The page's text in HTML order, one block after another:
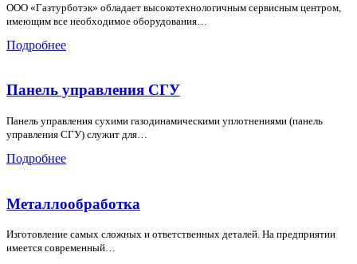
ООО «Газтурботэк» обладает высокотехнологичным сервисным центром,
имеющим все необходимое оборудования…
Подробнее
Панель управления СГУ
Панель управления сухими газодинамическими уплотнениями (панель
управления СГУ) служит для…
Подробнее
Металлообработка
Изготовление самых сложных и ответственных деталей. На предприятии
имеется современный…